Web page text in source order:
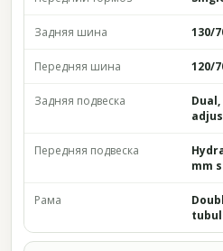
Задняя шина 130/
Передняя шина 120/
Задняя подвеска
Передняя подвеска
mm
Рама